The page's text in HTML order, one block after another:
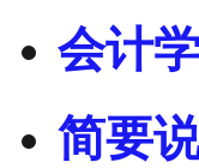
会计
简要